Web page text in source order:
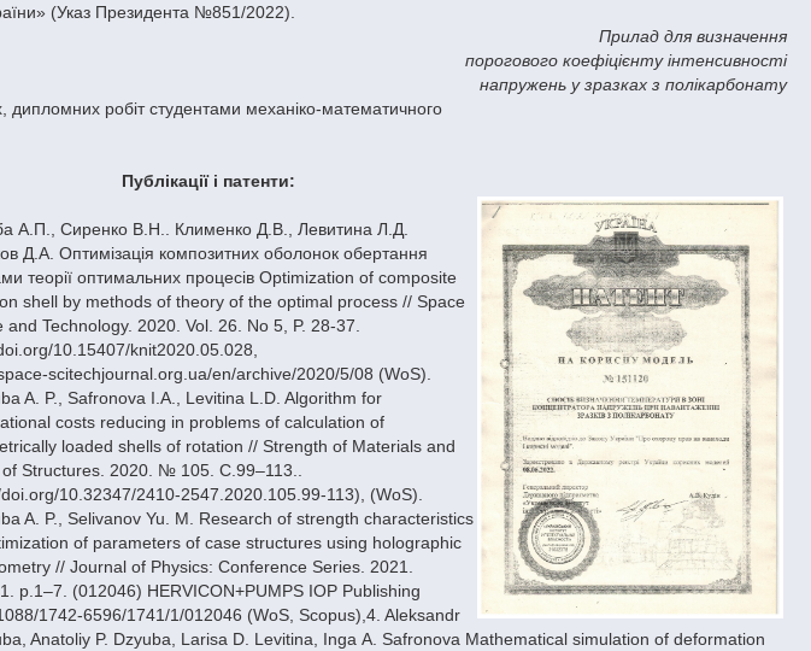
(Указ Президента №851/2022).
Прилад для визначення
порогового коефіцієнту інтенсивності
напружень у зразках з полікарбонату
дипломних робіт студентами механіко-математичного
Публікації і патенти:
А.П.,
Сиренко В.Н.. Клименко Д.В., Левитина Л.Д.
Д.А. Оптимізація композитних оболонок обертання
теорії оптимальних процесів Optimization of composite
shell by methods of theory of the optimal process // Space
and Technology. 2020. Vol. 26. No 5, P. 28-37.
10.15407/knit2020.05.028,
scitechjournal.org.ua/en/archive/2020/5/08 (WoS).
A. P., Safronova I.A., Levitina L.D. Algorithm for
costs reducing in problems of calculation of
loaded shells of rotation // Strength of Materials and
Structures. 2020. № 105. С.99–113..
10.32347/2410-2547.2020.105.99-113), (WoS).
A. P., Selivanov Yu. M. Research of strength characteristics
of parameters of case structures using holographic
// Journal of Physics: Conference Series. 2021.
p.1–7. (012046) HERVICON+PUMPS IOP Publishing
1742-6596/1741/1/012046 (WoS, Scopus),4. Aleksandr
Anatoliy P. Dzyuba, Larisa D. Levitina, Inga А. Safronova Mathematical simulation of deformation